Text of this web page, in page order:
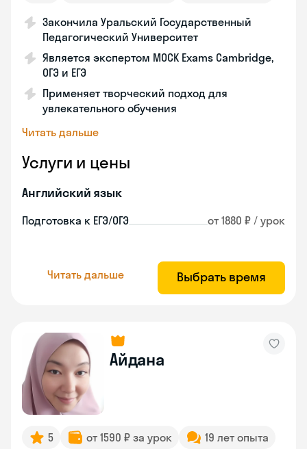
Закончила Уральский Государственный
Педагогический Университет
Является экспертом MOCK Exams Cambridge,
ОГЭ и ЕГЭ
Применяет творческий подход для
увлекательного обучения
Читать дальше
Услуги и цены
Английский язык
Подготовка к ЕГЭ/ОГЭ от 1880 ₽ / урок
Читать дальше Выбрать время
Айдана
5 от 1590 ₽ за урок
19 лет опыта